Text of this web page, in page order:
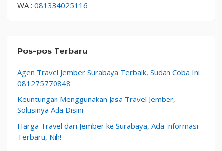
WA : 081334025116
Pos-pos Terbaru
Agen Travel Jember Surabaya Terbaik, Sudah Coba Ini
081275770848
Keuntungan Menggunakan Jasa Travel Jember,
Solusinya Ada Disini
Harga Travel dari Jember ke Surabaya, Ada Informasi
Terbaru, Nih!